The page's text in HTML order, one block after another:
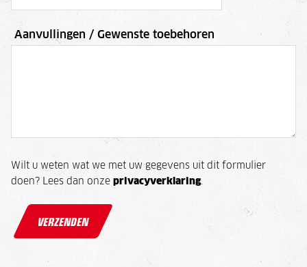
Aanvullingen / Gewenste toebehoren
Wilt u weten wat we met uw gegevens uit dit formulier
doen? Lees dan onze privacyverklaring.
VERZENDEN